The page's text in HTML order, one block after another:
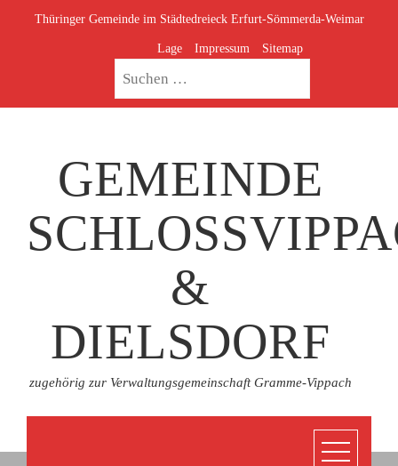
Thüringer Gemeinde im Städtedreieck Erfurt-Sömmerda-Weimar
Lage Impressum Sitemap
GEMEINDE
&
DIELSDORF
zugehörig zur Verwaltungsgemeinschaft Gramme-Vippach